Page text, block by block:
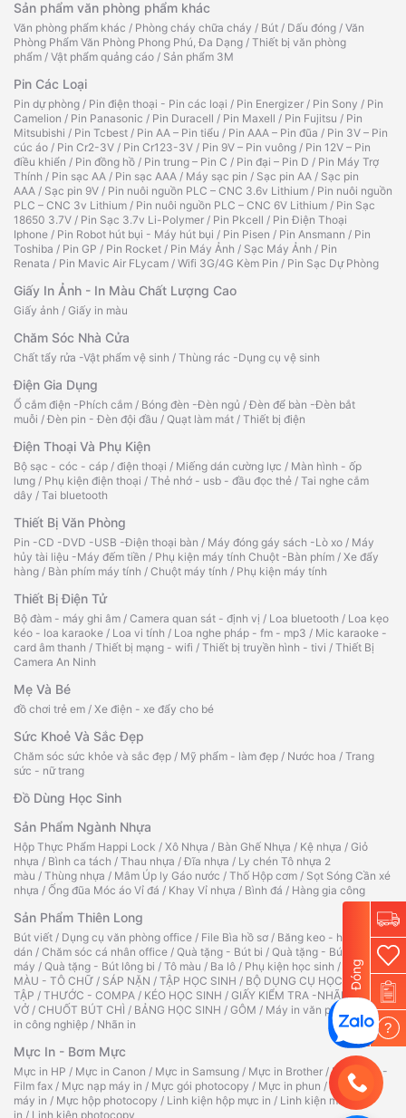
Sản phẩm văn phòng phẩm khác
Văn phòng phẩm khác / Phòng cháy chữa cháy / Bút / Dấu đóng / Văn
Phòng Phẩm Văn Phòng Phong Phú, Đa Dạng / Thiết bị văn phòng
phẩm / Vật phẩm quảng cáo / Sản phẩm 3M
Pin Các Loại
Pin dự phòng / Pin điện thoại - Pin các loại / Pin Energizer / Pin Sony / Pin
Camelion / Pin Panasonic / Pin Duracell / Pin Maxell / Pin Fujitsu / Pin
Mitsubishi / Pin Tcbest / Pin AA – Pin tiểu / Pin AAA – Pin đũa / Pin 3V – Pin
cúc áo / Pin Cr2-3V / Pin Cr123-3V / Pin 9V – Pin vuông / Pin 12V – Pin
điều khiển / Pin đồng hồ / Pin trung – Pin C / Pin đại – Pin D / Pin Máy Trợ
Thính / Pin sạc AA / Pin sạc AAA / Máy sạc pin / Sạc pin AA / Sạc pin
AAA / Sạc pin 9V / Pin nuôi nguồn PLC – CNC 3.6v Lithium / Pin nuôi nguồn
PLC – CNC 3v Lithium / Pin nuôi nguồn PLC – CNC 6V Lithium / Pin Sạc
18650 3.7V / Pin Sạc 3.7v Li-Polymer / Pin Pkcell / Pin Điện Thoại
Iphone / Pin Robot hút bụi - Máy hút bụi / Pin Pisen / Pin Ansmann / Pin
Toshiba / Pin GP / Pin Rocket / Pin Máy Ảnh / Sạc Máy Ảnh / Pin
Renata / Pin Mavic Air FLycam / Wifi 3G/4G Kèm Pin / Pin Sạc Dự Phòng
Giấy In Ảnh - In Màu Chất Lượng Cao
Giấy ảnh / Giấy in màu
Chăm Sóc Nhà Cửa
Chất tẩy rửa -Vật phẩm vệ sinh / Thùng rác -Dụng cụ vệ sinh
Điện Gia Dụng
Ổ cắm điện -Phích cắm / Bóng đèn -Đèn ngủ /Đèn để bàn -Đèn bắt
muỗi /Đèn pin - Đèn đội đầu / Quạt làm mát / Thiết bị điện
Điện Thoại Và Phụ Kiện
Bộ sạc - cóc - cáp / điện thoại / Miếng dán cường lực / Màn hình - ốp
lưng / Phụ kiện điện thoại / Thẻ nhớ - usb - đầu đọc thẻ / Tai nghe cắm
dây / Tai bluetooth
Thiết Bị Văn Phòng
Pin -CD -DVD -USB -Điện thoại bàn / Máy đóng gáy sách -Lò xo / Máy
hủy tài liệu -Máy đếm tiền / Phụ kiện máy tính Chuột -Bàn phím / Xe đẩy
hàng / Bàn phím máy tính / Chuột máy tính / Phụ kiện máy tính
Thiết Bị Điện Tử
Bộ đàm - máy ghi âm / Camera quan sát - định vị / Loa bluetooth / Loa kẹo
kéo - loa karaoke / Loa vi tính / Loa nghe pháp - fm - mp3 / Mic karaoke -
card âm thanh / Thiết bị mạng - wifi / Thiết bị truyền hình - tivi / Thiết Bị
Camera An Ninh
Mẹ Và Bé
đồ chơi trẻ em / Xe điện - xe đẩy cho bé
Sức Khoẻ Và Sắc Đẹp
Chăm sóc sức khỏe và sắc đẹp / Mỹ phẩm - làm đẹp / Nước hoa / Trang
sức - nữ trang
Đồ Dùng Học Sinh
Sản Phẩm Ngành Nhựa
Hộp Thực Phẩm Happi Lock / Xô Nhựa / Bàn Ghế Nhựa / Kệ nhựa / Giỏ
nhựa / Bình ca tách / Thau nhựa /Đĩa nhựa / Ly chén Tô nhựa 2
màu / Thùng nhựa / Mâm Úp ly Gáo nước / Thố Hộp cơm / Sọt Sóng Cần xé
nhựa / Ống đũa Móc áo Vỉ đá / Khay Vỉ nhựa / Bình đá / Hàng gia công
Sản Phẩm Thiên Long
Bút viết / Dụng cụ văn phòng office / File Bìa hồ sơ / Băng keo - hồ
dán / Chăm sóc cá nhân office / Quà tặng - Bút bi / Quà tặng - Bút
máy / Quà tặng - Bút lông bi / Tô màu / Ba lô / Phụ kiện học sinh /
TẬP TÔ
MÀU - TÔ CHỮ / SÁP NẶN / TẬP HỌC SINH / BỘ DỤNG CỤ HỌC
TẬP / THƯỚC - COMPA / KÉO HỌC SINH / GIẤY KIỂM TRA -NHÃN
VỞ / CHUỐT BÚT CHÌ / BẢNG HỌC SINH / GÔM / Máy in văn phòng
Máy
in công nghiệp / Nhãn in
Mực In - Bơm Mực
Mực in HP / Mực in Canon / Mực in Samsung / Mực in Brother /Ruy băng -
Film fax / Mực nạp máy in / Mực gói photocopy / Mực in phun / Hộp mực
máy in / Mực hộp photocopy / Linh kiện hộp mực in / Linh kiện máy
in / Linh kiện photocopy
Đóng
?